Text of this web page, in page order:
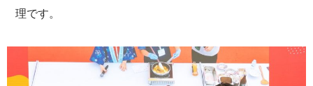
理です。